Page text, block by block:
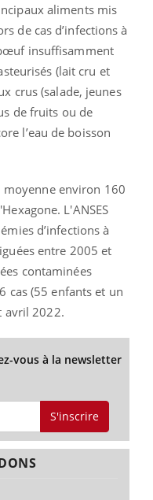
aliments mis
de cas d’infections à
insuffisamment
(lait cru et
crus (salade, jeunes
de fruits ou de
l’eau de boisson
moyenne environ 160
L'ANSES
d’infections à
entre 2005 et
contaminées
cas (55 enfants et un
avril 2022.
vous à la newsletter
S'inscrire